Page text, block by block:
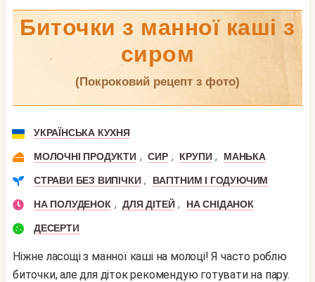
Биточки з манної каші з
сиром
(покроковий рецепт з фото)
УКРАЇНСЬКА КУХНЯ
МОЛОЧНІ ПРОДУКТИ , СИР , КРУПИ , МАНЬКА
СТРАВИ БЕЗ ВИПІЧКИ , ВАГІТНИМ І ГОДУЮЧИМ
НА ПОЛУДЕНОК , ДЛЯ ДІТЕЙ , НА СНІДАНОК
ДЕСЕРТИ
Ніжне ласощі з манної каші на молоці! Я часто роблю
биточки, але для діток рекомендую готувати на пару.